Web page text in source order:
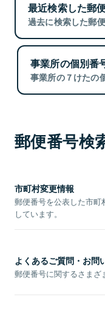
最近検索した郵
過去に検索した郵
事業所の個別番
事業所の７けたの
郵便番号検
市町村変更情報
郵便番号を公表した市
しています。
よくあるご質問・お問
郵便番号に関するさまざ